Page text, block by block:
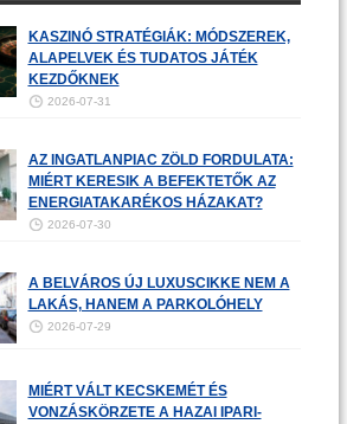
KASZINÓ STRATÉGIÁK: MÓDSZEREK,
ALAPELVEK ÉS TUDATOS JÁTÉK
KEZDŐKNEK
2026-07-31
AZ INGATLANPIAC ZÖLD FORDULATA:
MIÉRT KERESIK A BEFEKTETŐK AZ
ENERGIATAKARÉKOS HÁZAKAT?
2026-07-30
A BELVÁROS ÚJ LUXUSCIKKE NEM A
LAKÁS, HANEM A PARKOLÓHELY
2026-07-29
MIÉRT VÁLT KECSKEMÉT ÉS
VONZÁSKÖRZETE A HAZAI IPARI-